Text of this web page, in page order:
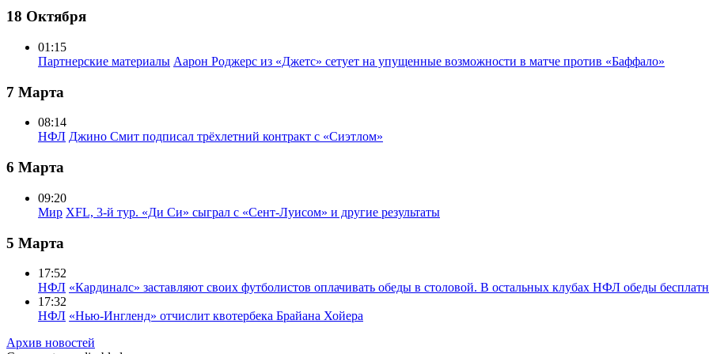
18 Октября
01:15
Партнерские материалы Аарон Роджерс из «Джетс» сетует на упущенные возможности в матче против «Баффало»
7 Марта
08:14
НФЛ Джино Смит подписал трёхлетний контракт с «Сиэтлом»
6 Марта
09:20
Мир XFL, 3-й тур. «Ди Си» сыграл с «Сент-Луисом» и другие результаты
5 Марта
17:52
НФЛ «Кардиналс» заставляют своих футболистов оплачивать обеды в столовой. В остальных клубах НФЛ обеды
17:32
НФЛ «Нью-Ингленд» отчислит квотербека Брайана Хойера
Архив новостей